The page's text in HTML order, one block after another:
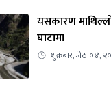
यसकारण
घाटामा
शुक्रबार, जेठ ०४,